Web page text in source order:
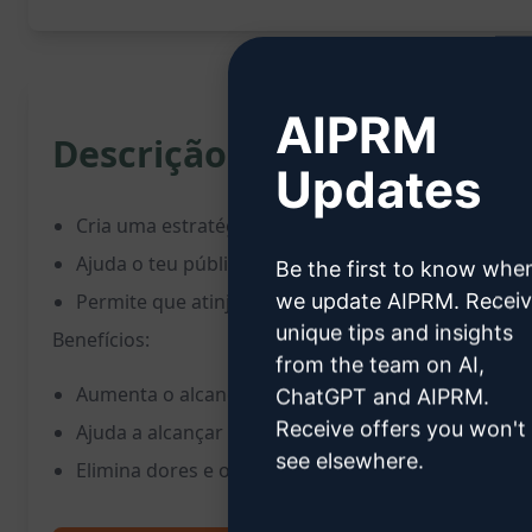
Descrição:
Cria uma estratégia de marketing no Instagram
Ajuda o teu público-alvo a alcançar um objetivo
Permite que atinjam resultados desejados sem
Benefícios:
Aumenta o alcance e o engajamento no Instagram
Ajuda a alcançar objetivos de marketing de forma
Elimina dores e obstáculos comuns no processo
AIPRM
Updates
Be the first to know
we update AIPRM.
unique tips and insights
from the team on AI,
ChatGPT and AIPRM.
Receive offers you won't
see elsewhere.